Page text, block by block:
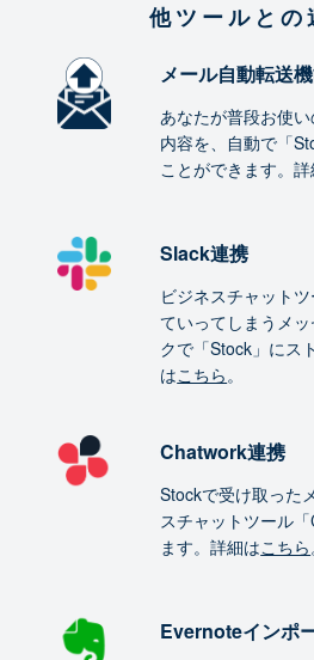
他ツールとの
メール自動転送
あなたが普段お使
内容を、自動で「
ことができます。
Slack連携
ビジネスチャット
ていってしまうメ
クで「Stock」にス
はこちら。
Chatwork連携
Stockで受け取った
スチャットツール
ます。詳細はこちら
Evernoteインポ